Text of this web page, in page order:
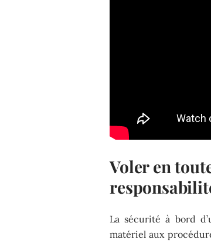
Voler en
La sécurité à bord
matériel aux